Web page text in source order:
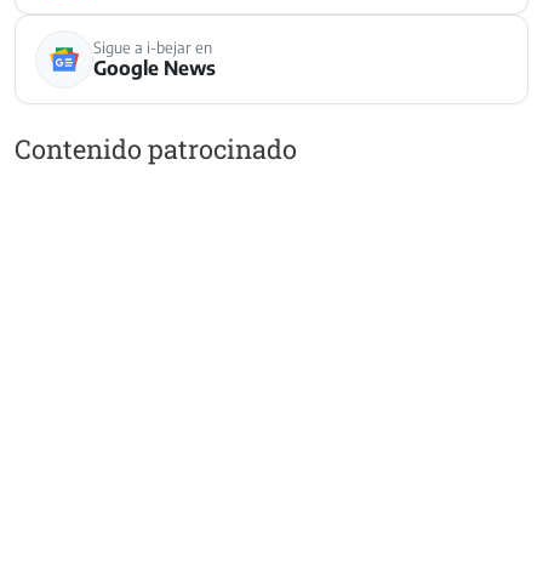
Sigue a i-bejar en
Google News
Contenido patrocinado